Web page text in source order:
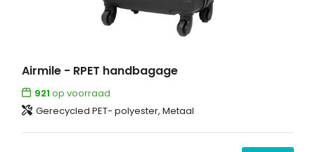
Airmile - RPET handbagage
921 op voorraad
Gerecycled PET- polyester, Metaal